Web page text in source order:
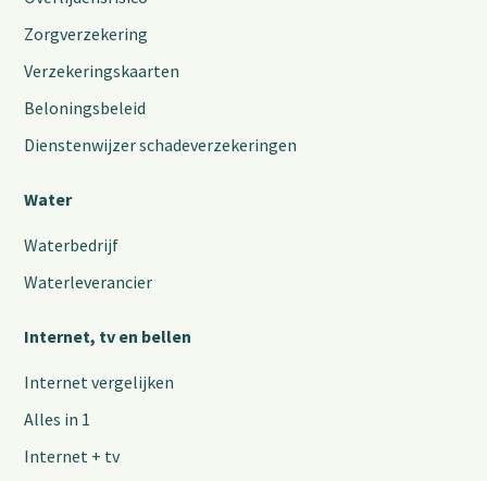
Zorgverzekering
Verzekeringskaarten
Beloningsbeleid
Dienstenwijzer schadeverzekeringen
Water
Waterbedrijf
Waterleverancier
Internet, tv en bellen
Internet vergelijken
Alles in 1
Internet + tv